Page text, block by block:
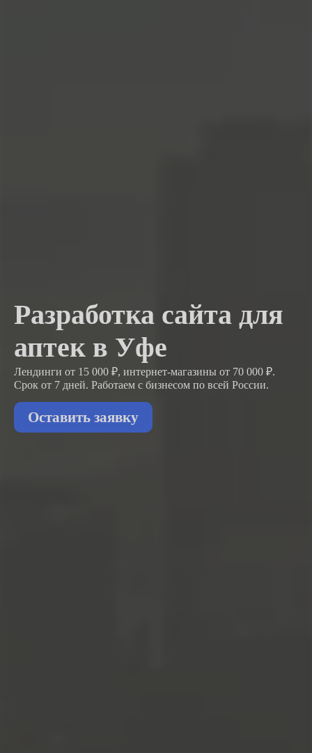
Разработка сайта для
аптек в Уфе
Лендинги от 15 000 ₽, интернет-магазины от 70 000 ₽.
Срок от 7 дней. Работаем с бизнесом по всей России.
Оставить заявку